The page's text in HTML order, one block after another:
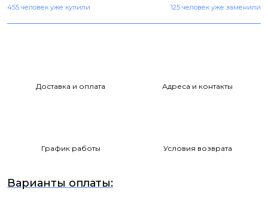
455 человек уже купили 125 человек уже заменили
Доставка и оплата Адреса и контакты
График работы Условия возврата
Варианты оплаты: